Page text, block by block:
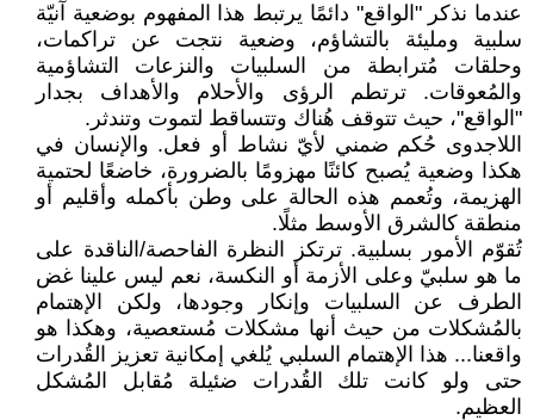
عندما نذكر "الواقع" دائمًا يرتبط هذا المفهوم بوضعية آنيّة
سلبية ومليئة بالتشاؤم، وضعية نتجت عن تراكمات،
وحلقات مُترابطة من السلبيات والنزعات التشاؤمية
والمُعوقات. ترتطم الرؤى والأحلام والأهداف بجدار
"الواقع"، حيث تتوقف هُناك وتتساقط لتموت وتندثر.
اللاجدوى حُكم ضمني لأيّ نشاط أو فعل. والإنسان في
هكذا وضعية يُصبح كائنًا مهزومًا بالضرورة، خاضعًا لحتمية
الهزيمة، وتُعمم هذه الحالة على وطن بأكمله وأقليم أو
منطقة كالشرق الأوسط مثلًا.
تُقوّم الأمور بسلبية. ترتكز النظرة الفاحصة/الناقدة على
ما هو سلبيّ وعلى الأزمة أو النكسة، نعم ليس علينا غض
الطرف عن السلبيات وإنكار وجودها، ولكن الإهتمام
بالمُشكلات من حيث أنها مشكلات مُستعصية، وهكذا هو
واقعنا... هذا الإهتمام السلبي يُلغي إمكانية تعزيز القُدرات
حتى ولو كانت تلك القُدرات ضئيلة مُقابل المُشكل
العظيم.